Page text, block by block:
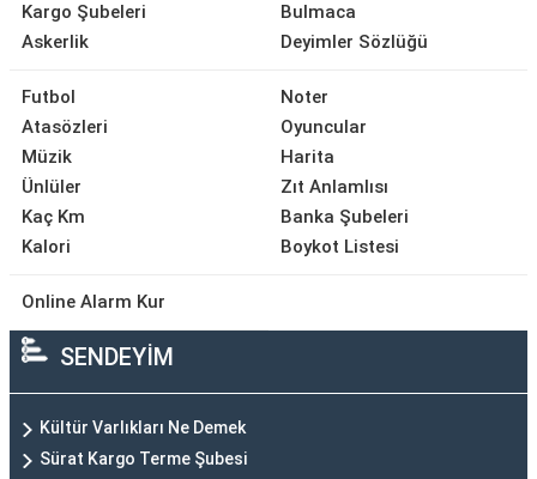
Kargo Şubeleri
Askerlik
Bulmaca
Deyimler Sözlüğü
Futbol
Atasözleri
Müzik
Ünlüler
Kaç Km
Kalori
Noter
Oyuncular
Harita
Zıt Anlamlısı
Banka Şubeleri
Boykot Listesi
Online Alarm Kur
SENDEYİM
Kültür Varlıkları Ne Demek
Sürat Kargo Terme Şubesi